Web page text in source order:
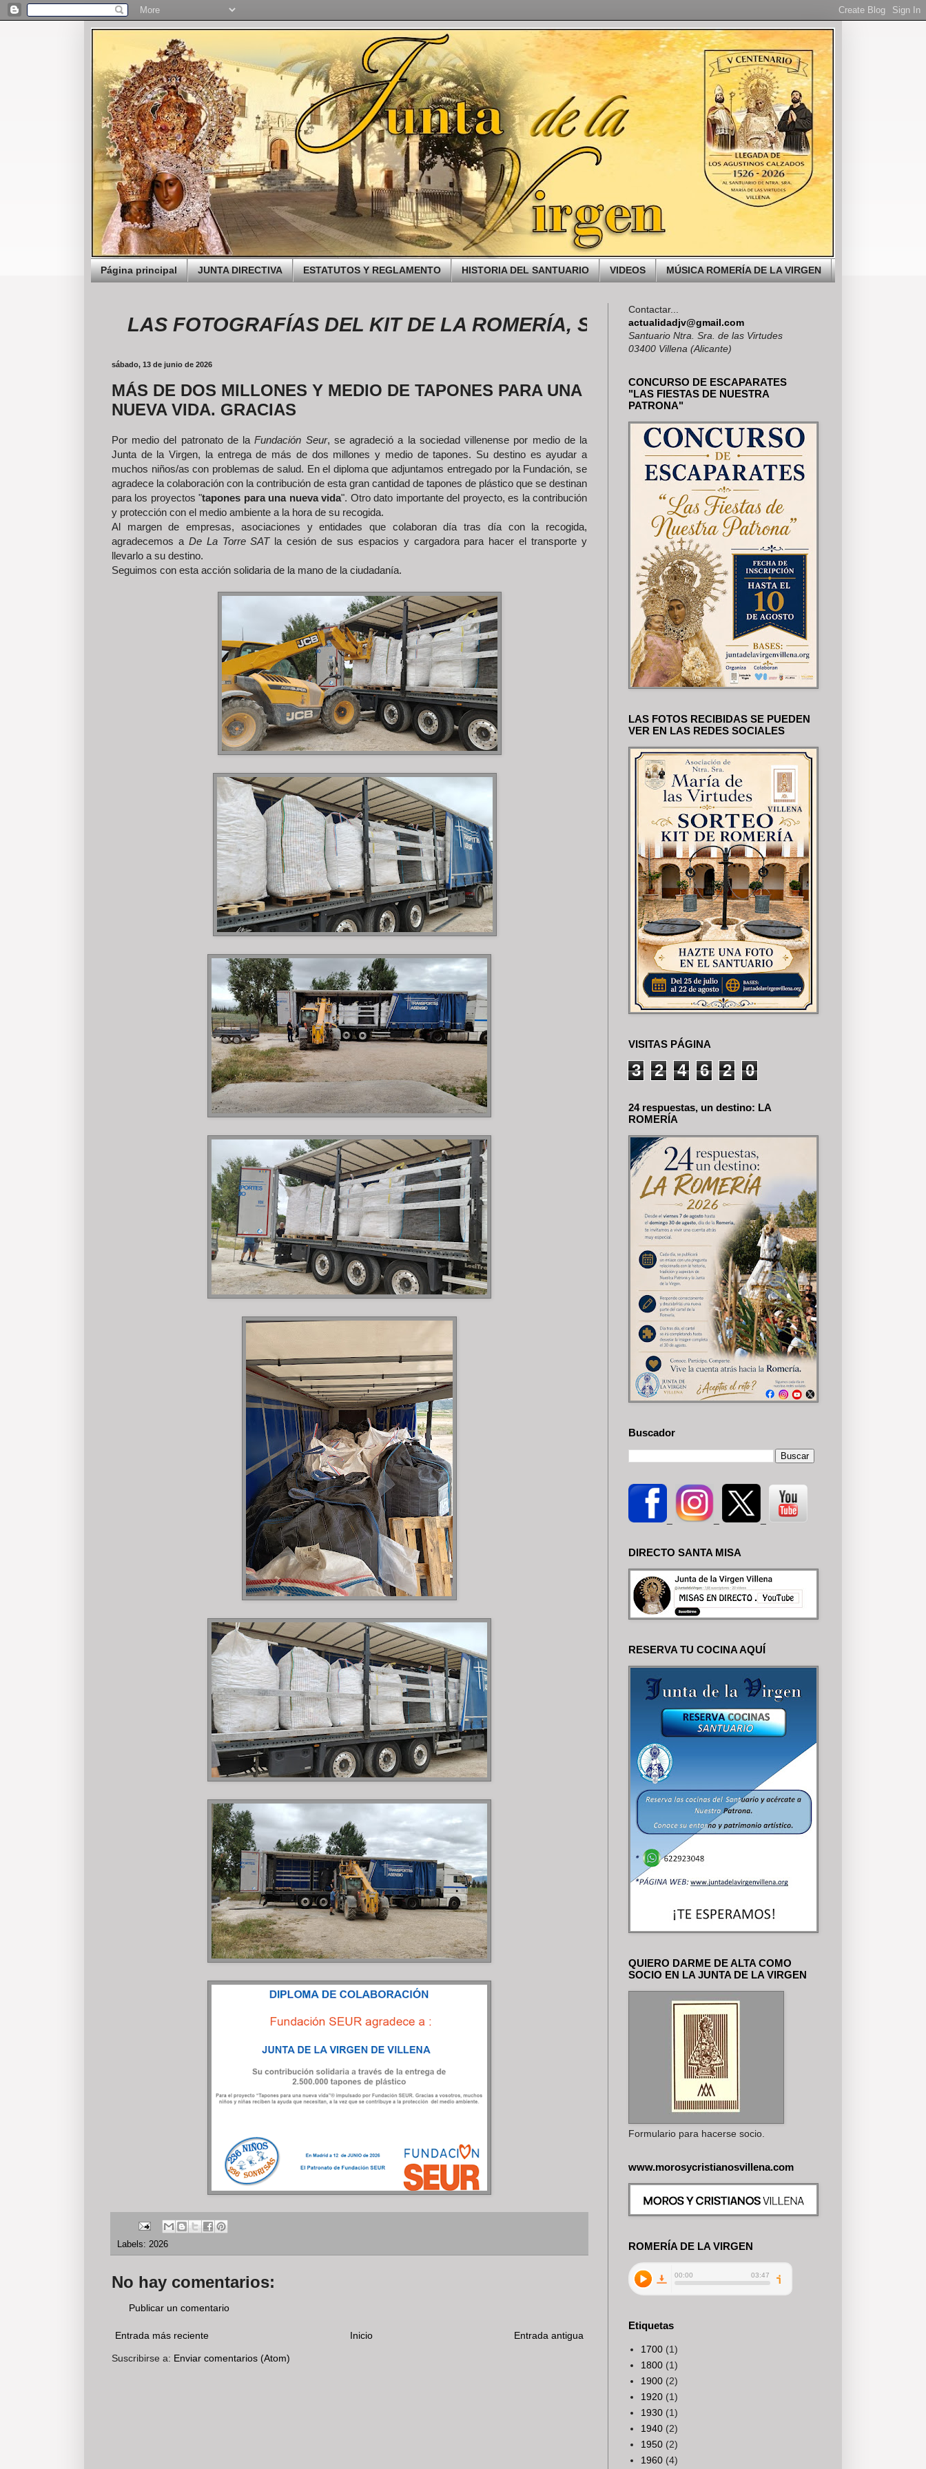
Página principal JUNTA DIRECTIVA ESTATUTOS Y REGLAMENTO HISTORIA DEL SANTUARIO VIDEOS MÚSICA ROMERÍA DE LA VIRGEN
LAS FOTOGRAFÍAS DEL KIT DE LA ROMERÍA, SE PUEDEN VER EN NUESTRAS REDES
sábado, 13 de junio de 2026
MÁS DE DOS MILLONES Y MEDIO DE TAPONES PARA UNA
NUEVA VIDA. GRACIAS
Por medio del patronato de laFundación Seur, se agradeció a la sociedad villenense por medio de la
Junta de la Virgen, la entrega de más de dos millones y medio de tapones. Su destino es ayudar a
muchos niños/as con problemas de salud. En el diploma que adjuntamos entregado por la Fundación, se
agradece la colaboración con la contribución de esta gran cantidad de tapones de plástico que se destinan
para los proyectos "tapones para una nueva vida". Otro dato importante del proyecto, es la contribución
y protección con el medio ambiente a la hora de su recogida.
Al margen de empresas, asociaciones y entidades que colaboran día tras día con la recogida,
agradecemos a De La Torre SATla cesión de sus espacios y cargadora para hacer el transporte y
llevarlo a su destino.
Seguimos con esta acción solidaria de la mano de la ciudadanía.
Labels: 2026
No hay comentarios:
Publicar un comentario
Entrada más reciente Entrada antigua
Inicio
Suscribirse a: Enviar comentarios (Atom)
Contactar...
actualidadjv@gmail.com
Santuario Ntra. Sra. de las Virtudes
03400 Villena (Alicante)
CONCURSO DE ESCAPARATES
"LAS FIESTAS DE NUESTRA
PATRONA"
LAS FOTOS RECIBIDAS SE PUEDEN
VER EN LAS REDES SOCIALES
VISITAS PÁGINA
3 2 4 6 2 0
24 respuestas, un destino: LA
ROMERÍA
Buscador
DIRECTO SANTA MISA
RESERVA TU COCINA AQUÍ
QUIERO DARME DE ALTA COMO
SOCIO EN LA JUNTA DE LA VIRGEN
Formulario para hacerse socio.
www.morosycristianosvillena.com
ROMERÍA DE LA VIRGEN
Etiquetas
1700 (1)
1800 (1)
1900 (2)
1920 (1)
1930 (1)
1940 (2)
1950 (2)
1960 (4)